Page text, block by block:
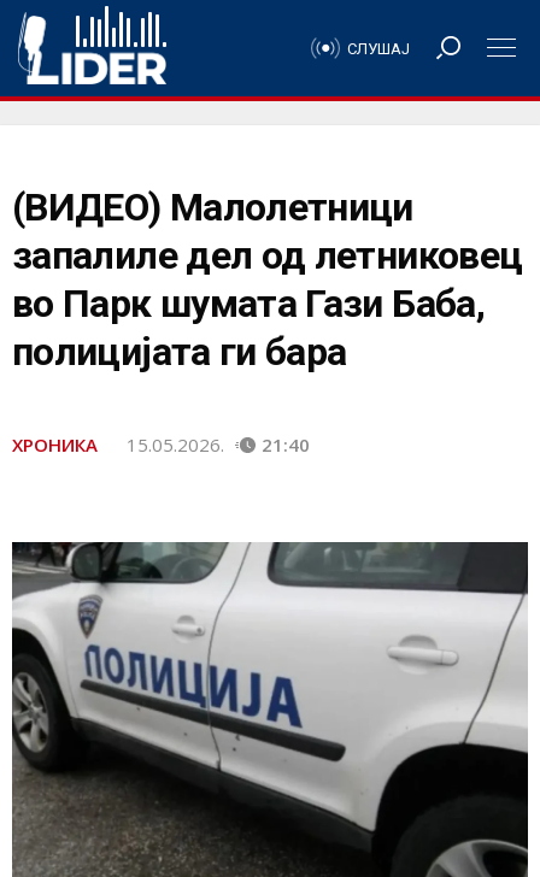
СЛУШАЈ
(ВИДЕО) Малолетници
запалиле дел од летниковец
во Парк шумата Гази Баба,
полицијата ги бара
ХРОНИКА 15.05.2026. 21:40